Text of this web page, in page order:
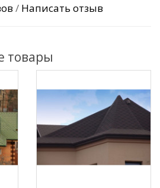
/ Написать отзыв
товары